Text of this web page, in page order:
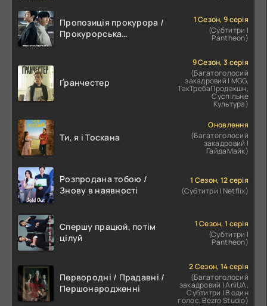
Пропозиція прокурора /
Прокурорська
1 Сезон, 9 серія
(Субтитри |
Pantheon)
Ґранчестер
9 Сезон, 3 серія
(Багатоголосий
закадровий | MGG,
ТакТребаПродакшн,
Суспільне
Культура)
Ти, я і Тоскана
Оновлення
(Багатоголосий
закадровий |
ГайдаМайк)
Розпродана тобою /
Знову в наявності
1 Сезон, 12 серія
(Субтитри | Netflix)
Спершу працюй, потім
цілуй
1 Сезон, 1 серія
(Субтитри |
Pantheon)
Первородні / Прадавні /
Першонародженні
2 Сезон, 14 серія
(Багатоголосий
закадровий | AniUA,
Субтитри | В один
голос, Bezro Studio)